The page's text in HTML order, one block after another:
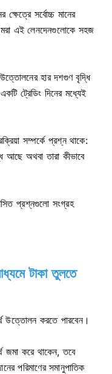
ক্ষেত্রে সর্বোচ্চ মানের
এই লেনদেনগুলোকে সহজ
উত্তোলনের হার দশগুণ বৃদ্ধি
ট্রেডিং দিনের মধ্যেই
সম্পর্কে প্রশ্ন থাকে:
আছে অথবা তারা কীভাবে
প্রশ্নগুলো সংগ্রহ
টাকা তুলতে
উত্তোলন করতে পারবেন।
জমা করে থাকেন, তবে
পরিমাণের সমানুপাতিক